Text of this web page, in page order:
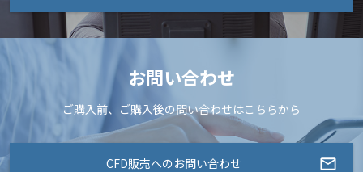
お問い合わせ
ご購入前、ご購入後の問い合わせはこちらから
CFD販売へのお問い合わせ